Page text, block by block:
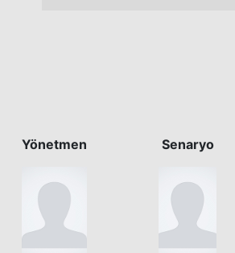
Yönetmen Senaryo